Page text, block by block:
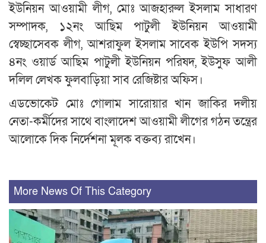
ইউনিয়ন আওয়ামী লীগ, মোঃ আজহারুল ইসলাম সাধারণ
সম্পাদক, ১২নং আছিম পাটুলী ইউনিয়ন আওয়ামী
স্বেচ্ছাসেবক লীগ, আশরাফুল ইসলাম সাবেক ইউপি সদস্য
৪নং ওয়ার্ড আছিম পাটুলী ইউনিয়ন পরিষদ, ইউসুফ আলী
দলিল লেখক ফুলবাড়িয়া সাব রেজিষ্টার অফিস।
এডভোকেট মোঃ গোলাম সারোয়ার খান জাকির দলীয়
নেতা-কর্মীদের সাথে বাংলাদেশ আওয়ামী লীগের গঠন তন্ত্রের
আলোকে দিক নির্দেশনা মূলক বক্তব্য রাখেন।
More News Of This Category